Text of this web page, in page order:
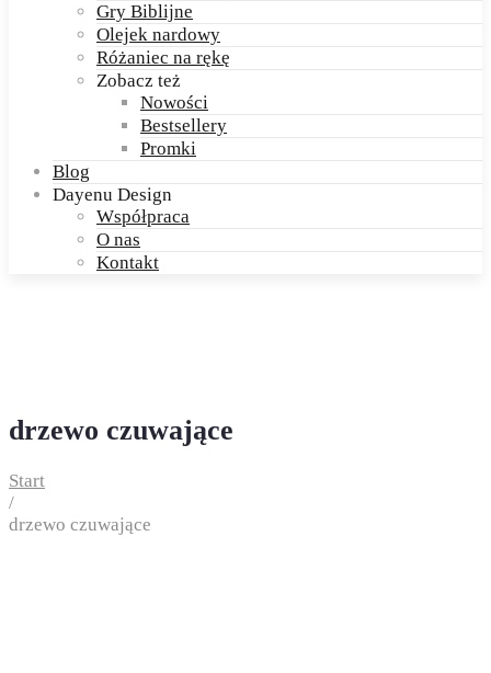
Gry Biblijne
Olejek nardowy
Różaniec na rękę
Zobacz też
Nowości
Bestsellery
Promki
Blog
Dayenu Design
Współpraca
O nas
Kontakt
drzewo czuwające
Start
/
drzewo czuwające